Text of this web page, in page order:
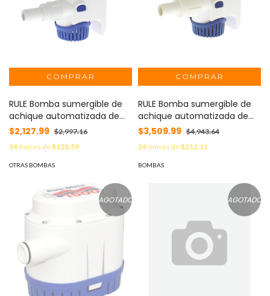
RULE Bomba sumergible de
achique automatizada de
500 galones por hora, para
conexión de 24 Volts de
corriente directa. MOD:
RM500B-24
$2,127.99 $2,997.16
24meses de$128.59
OTRAS BOMBAS
RULE Bomba sumergible de
achique automatizada de
1100 galones por hora, para
conexión de 12 Volts de
corriente directa. MOD:
RM1100B
$3,509.99 $4,943.64
24meses de$212.11
BOMBAS
AGOTADO AGOTADO